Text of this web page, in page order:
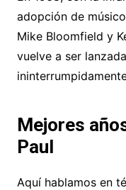
adopción de
Mike Bloomfield y
vuelve a ser
Mejores
Paul
Aquí hablamos en